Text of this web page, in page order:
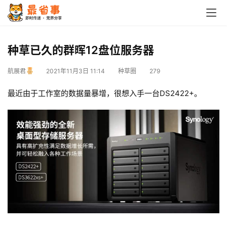
种草已久的群晖12盘位服务器
航展君 2021年11月3日 11:14 种草圈 279
最近由于工作室的数据量暴增，很想入手一台DS2422+。